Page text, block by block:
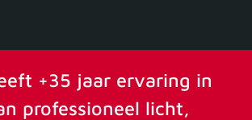
+35 jaar ervaring in
professioneel licht,